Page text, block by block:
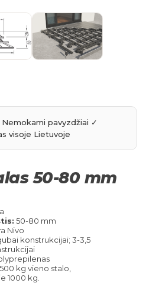
50-80 mm
50-80 mm
Nivo
konstrukcijai; 3-3,5
500 kg vieno stalo,
1000 kg.